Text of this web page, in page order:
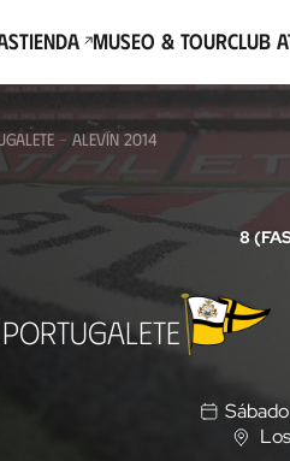
Tienda Museo & TourClub
- ALEVÍN 2014
8